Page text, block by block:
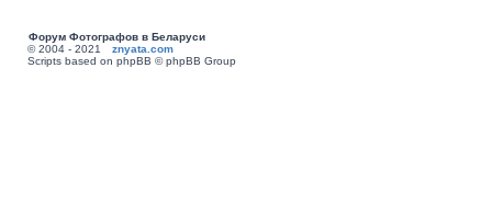
Форум Фотографов в Беларуси
© 2004 - 2021 znyata.com
Scripts based on phpBB © phpBB Group